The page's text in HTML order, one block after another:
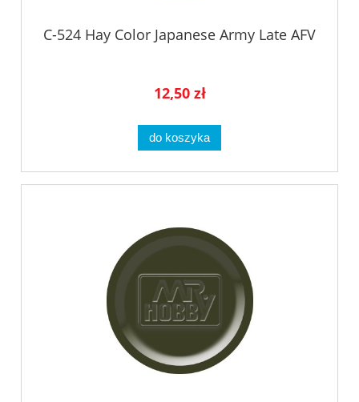
C-524 Hay Color Japanese Army Late AFV
12,50 zł
do koszyka